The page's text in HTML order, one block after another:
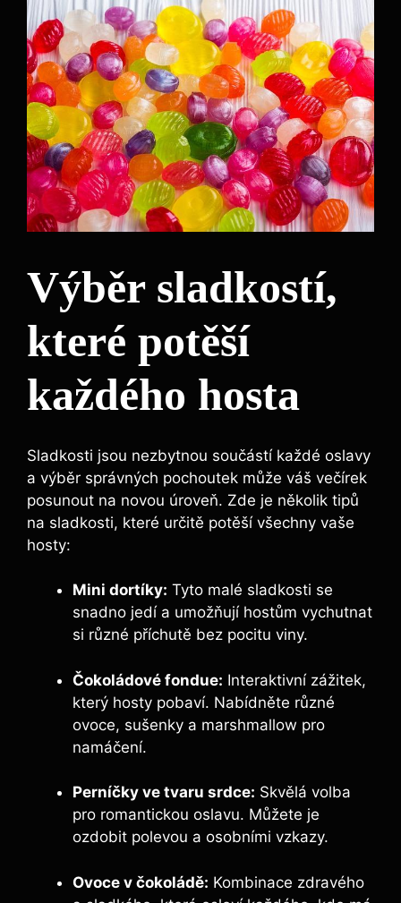
Výběr sladkostí,
které potěší
každého hosta
Sladkosti jsou nezbytnou součástí každé oslavy
a výběr správných pochoutek může váš večírek
posunout na novou úroveň. Zde je několik tipů
na sladkosti, které určitě potěší všechny vaše
hosty:
Mini dortíky: Tyto malé sladkosti se
snadno jedí a umožňují hostům vychutnat
si různé příchutě bez pocitu viny.
Čokoládové fondue: Interaktivní zážitek,
který hosty pobaví. Nabídněte různé
ovoce, sušenky a marshmallow pro
namáčení.
Perníčky ve tvaru srdce: Skvělá volba
pro romantickou oslavu. Můžete je
ozdobit polevou a osobními vzkazy.
Ovoce v čokoládě: Kombinace zdravého